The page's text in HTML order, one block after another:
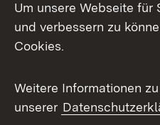
Facebook
X / Twitter
Youtube
Um unsere Webseite
und verbessern zu
Cookies.
Weitere Informationen
unserer